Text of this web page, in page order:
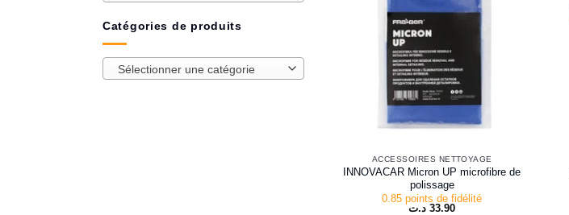
Catégories de produits
Sélectionner une catégorie
ACCESSOIRES NETTOYAGE
INNOVACAR Micron UP microfibre de
polissage
0.85 points de fidélité
33.90 د.ت